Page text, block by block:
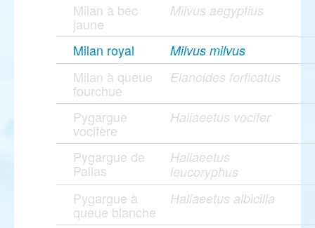
Milan à bec
jaune
Milvus aegyptius
Milan royal Milvus milvus
Milan à queue
fourchue
Elanoides forficatus
Pygargue
vocifère
Haliaeetus vocifer
Pygargue de
Pallas
Haliaeetus
leucoryphus
Pygargue à
queue blanche
Haliaeetus albicilla